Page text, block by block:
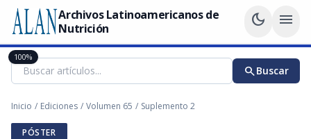
Archivos Latinoamericanos de
Nutrición
dark_mode menu
searchBuscar
Inicio / Ediciones / Volumen 65 / Suplemento 2
PÓSTER
100%